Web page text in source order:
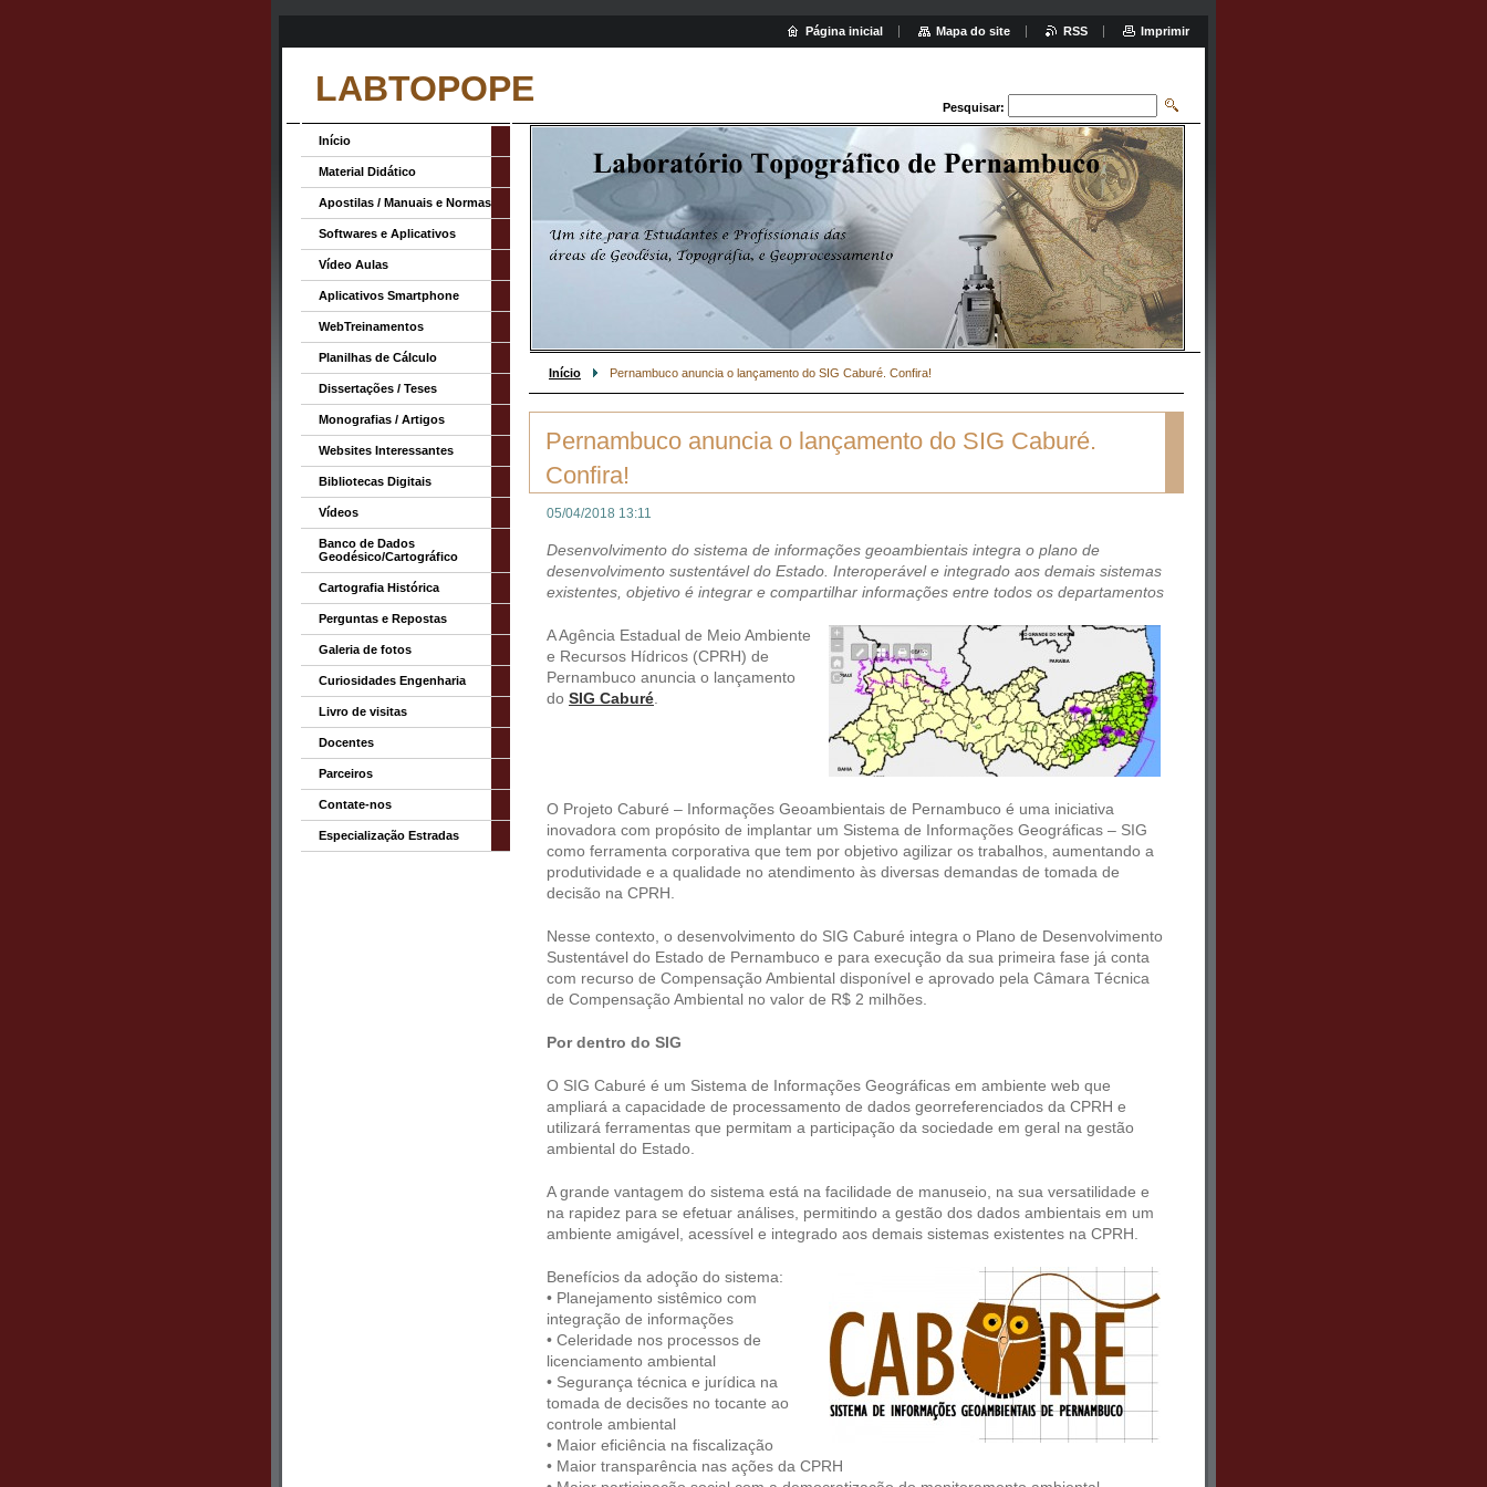
LABTOPOPE Pesquisar:
Início Pernambuco anuncia o lançamento do SIG Caburé. Confira!
Pernambuco anuncia o lançamento do SIG Caburé.
Confira!
05/04/2018 13:11
Desenvolvimento do sistema de informações geoambientais integra o plano de
desenvolvimento sustentável do Estado. Interoperável e integrado aos demais sistemas
existentes, objetivo é integrar e compartilhar informações entre todos os departamentos
A Agência Estadual de Meio Ambiente
e Recursos Hídricos (CPRH) de
Pernambuco anuncia o lançamento
do SIG Caburé
O Projeto Caburé – Informações Geoambientais de Pernambuco é uma iniciativa
inovadora com propósito de implantar um Sistema de Informações Geográficas – SIG
como ferramenta corporativa que tem por objetivo agilizar os trabalhos, aumentando a
produtividade e a qualidade no atendimento às diversas demandas de tomada de
decisão na CPRH.
Nesse contexto, o desenvolvimento do SIG Caburé integra o Plano de Desenvolvimento
Sustentável do Estado de Pernambuco e para execução da sua primeira fase já conta
com recurso de Compensação Ambiental disponível e aprovado pela Câmara Técnica
de Compensação Ambiental no valor de R$ 2 milhões.
Por dentro do SIG
O SIG Caburé é um Sistema de Informações Geográficas em ambiente web que
ampliará a capacidade de processamento de dados georreferenciados da CPRH e
utilizará ferramentas que permitam a participação da sociedade em geral na gestão
ambiental do Estado.
A grande vantagem do sistema está na facilidade de manuseio, na sua versatilidade e
na rapidez para se efetuar análises, permitindo a gestão dos dados ambientais em um
ambiente amigável, acessível e integrado aos demais sistemas existentes na CPRH.
Benefícios da adoção do sistema:
• Planejamento sistêmico com
integração de informações
• Celeridade nos processos de
licenciamento ambiental
• Segurança técnica e jurídica na
tomada de decisões no tocante ao
controle ambiental
• Maior eficiência na fiscalização
• Maior transparência nas ações da CPRH
Início
Material Didático
Apostilas / Manuais e Normas
Softwares e Aplicativos
Vídeo Aulas
Aplicativos Smartphone
WebTreinamentos
Planilhas de Cálculo
Dissertações / Teses
Monografias / Artigos
Websites Interessantes
Bibliotecas Digitais
Vídeos
Banco de Dados
Geodésico/Cartográfico
Cartografia Histórica
Perguntas e Repostas
Galeria de fotos
Curiosidades Engenharia
Livro de visitas
Docentes
Parceiros
Contate-nos
Especialização Estradas
Página inicial Mapa do site RSS Imprimir